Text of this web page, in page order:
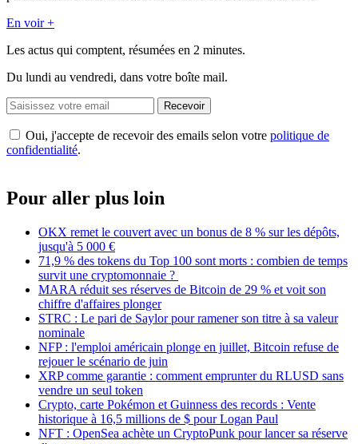
En voir +
Les actus qui comptent, résumées en 2 minutes.
Du lundi au vendredi, dans votre boîte mail.
Recevoir
Oui, j'accepte de recevoir des emails selon votre politique de
confidentialité.
Pour aller plus loin
OKX remet le couvert avec un bonus de 8 % sur les dépôts,
jusqu'à 5 000 €
71,9 % des tokens du Top 100 sont morts : combien de temps
survit une cryptomonnaie ?
MARA réduit ses réserves de Bitcoin de 29 % et voit son
chiffre d'affaires plonger
STRC : Le pari de Saylor pour ramener son titre à sa valeur
nominale
NFP : l'emploi américain plonge en juillet, Bitcoin refuse de
rejouer le scénario de juin
XRP comme garantie : comment emprunter du RLUSD sans
vendre un seul token
Crypto, carte Pokémon et Guinness des records : Vente
historique à 16,5 millions de $ pour Logan Paul
NFT : OpenSea achète un CryptoPunk pour lancer sa réserve